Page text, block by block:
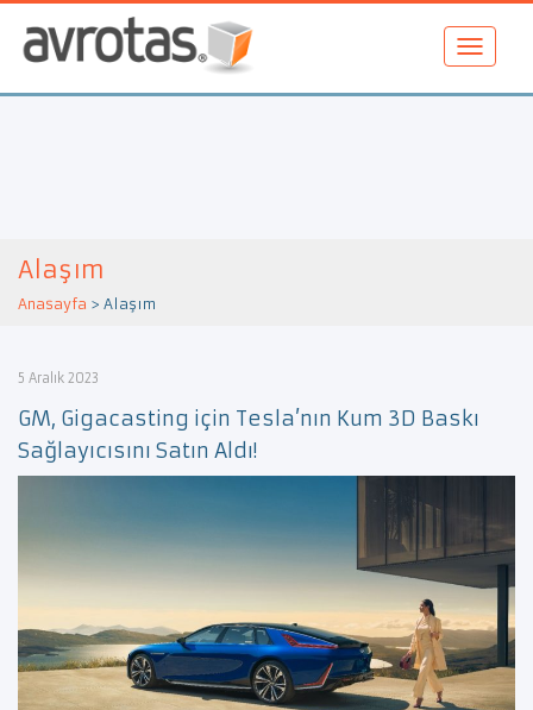
Alaşım
Anasayfa > Alaşım
5 Aralık 2023
GM, Gigacasting için Tesla’nın Kum 3D Baskı
Sağlayıcısını Satın Aldı!